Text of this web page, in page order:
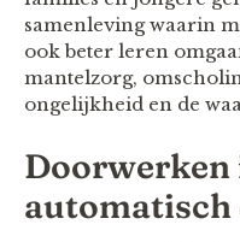
samenleving waarin
ook beter leren
mantelzorg,
ongelijkheid en de
Doorwerken